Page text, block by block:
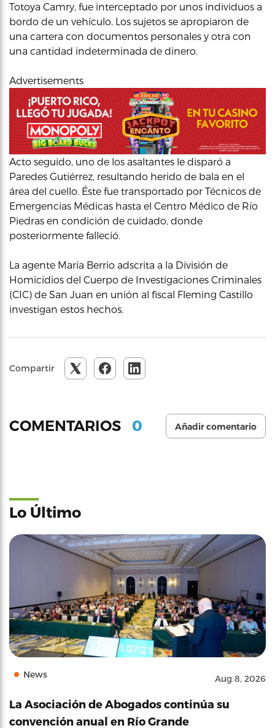
Totoya Camry, fue interceptado por unos individuos a
bordo de un vehículo. Los sujetos se apropiaron de
una cartera con documentos personales y otra con
una cantidad indeterminada de dinero.
Advertisements
Acto seguido, uno de los asaltantes le disparó a
Paredes Gutiérrez, resultando herido de bala en el
área del cuello. Éste fue transportado por Técnicos de
Emergencias Médicas hasta el Centro Médico de Río
Piedras en condición de cuidado, donde
posteriormente falleció.
La agente María Berrio adscrita a la División de
Homicidios del Cuerpo de Investigaciones Criminales
(CIC) de San Juan en unión al fiscal Fleming Castillo
investigan estos hechos.
Compartir
COMENTARIOS 0 Añadir comentario
Lo Último
News Aug 8, 2026
La Asociación de Abogados continúa su
convención anual en Río Grande